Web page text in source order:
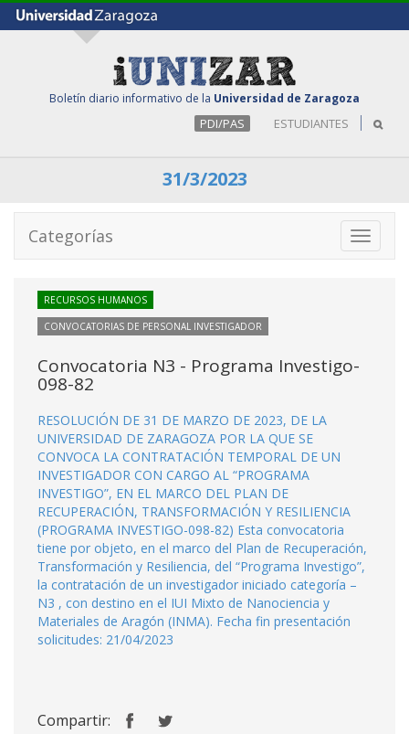
Boletín diario informativo de la Universidad de Zaragoza
PDI/PAS ESTUDIANTES
31/3/2023
Toggle
Categorías
RECURSOS HUMANOS
CONVOCATORIAS DE PERSONAL INVESTIGADOR
Convocatoria N3 - Programa Investigo-
098-82
RESOLUCIÓN DE 31 DE MARZO DE 2023, DE LA
UNIVERSIDAD DE ZARAGOZA POR LA QUE SE
CONVOCA LA CONTRATACIÓN TEMPORAL DE UN
INVESTIGADOR CON CARGO AL “PROGRAMA
INVESTIGO”, EN EL MARCO DEL PLAN DE
RECUPERACIÓN, TRANSFORMACIÓN Y RESILIENCIA
(PROGRAMA INVESTIGO-098-82) Esta convocatoria
tiene por objeto, en el marco del Plan de Recuperación,
Transformación y Resiliencia, del “Programa Investigo”,
la contratación de un investigador iniciado categoría –
N3 , con destino en el IUI Mixto de Nanociencia y
Materiales de Aragón (INMA). Fecha fin presentación
solicitudes: 21/04/2023
Compartir: